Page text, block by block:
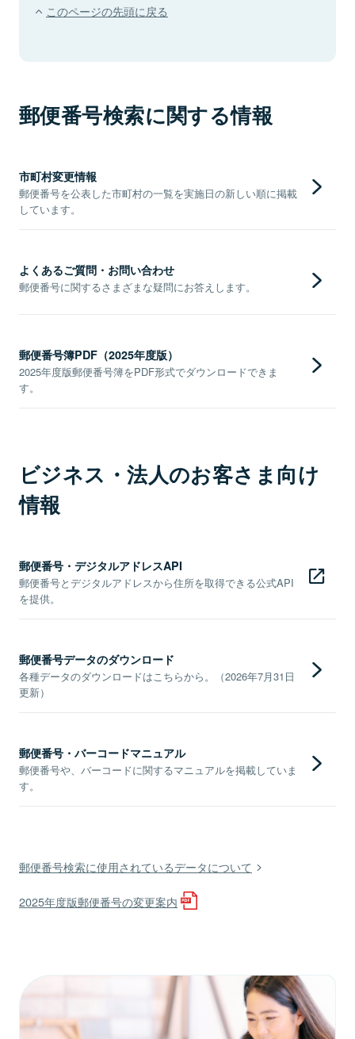
このページの先頭に戻る
郵便番号検索に関する情報
市町村変更情報
郵便番号を公表した市町村の一覧を実施日の新しい順に掲載
しています。
よくあるご質問・お問い合わせ
郵便番号に関するさまざまな疑問にお答えします。
郵便番号簿PDF（2025年度版）
2025年度版郵便番号簿をPDF形式でダウンロードできま
す。
ビジネス・法人のお客さま向け
情報
郵便番号・デジタルアドレスAPI
郵便番号とデジタルアドレスから住所を取得できる公式API
を提供。
郵便番号データのダウンロード
各種データのダウンロードはこちらから。（2026年7月31日
更新）
郵便番号・バーコードマニュアル
郵便番号や、バーコードに関するマニュアルを掲載していま
す。
郵便番号検索に使用されているデータについて
2025年度版郵便番号の変更案内